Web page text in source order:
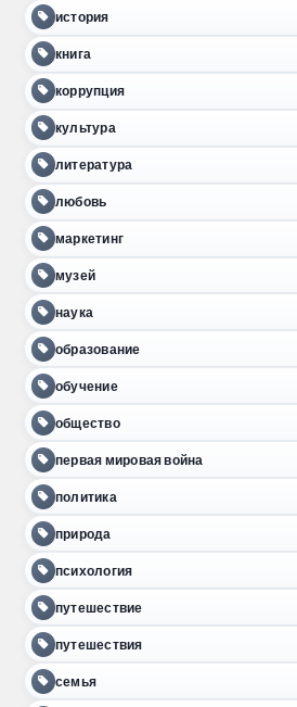
история
книга
коррупция
культура
литература
любовь
маркетинг
музей
наука
образование
обучение
общество
первая мировая война
политика
природа
психология
путешествие
путешествия
семья